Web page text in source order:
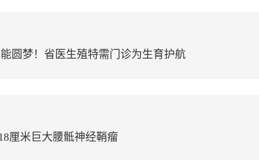
圆梦！省医生殖特需门诊为生育护航
厘米巨大腰骶神经鞘瘤